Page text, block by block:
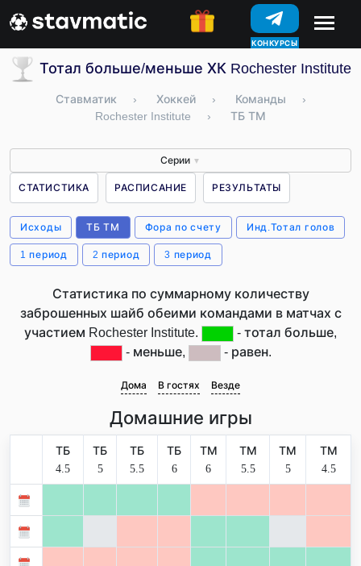
КОНКУРСЫ
Тотал больше/меньше ХК Rochester
Ставматик › Хоккей › Команды
›
Rochester Institute
› ТБ ТМ
Серии ▼
СТАТИСТИКА РАСПИСАНИЕ РЕЗУЛЬТАТЫ
Исходы ТБ ТМ Фора по счету Инд.Тотал голов
1 период 2 период 3 период
Статистика по суммарному количеству
заброшенных шайб обеими командами в матчах с
участием Rochester Institute.
- тотал больше,
- меньше,
- равен.
Дома В гостях Везде
Домашние игры
ТБ
4.5
ТБ
5
ТБ
5.5
ТБ
6
ТМ
6
ТМ
5.5
ТМ
5
ТМ
4.5